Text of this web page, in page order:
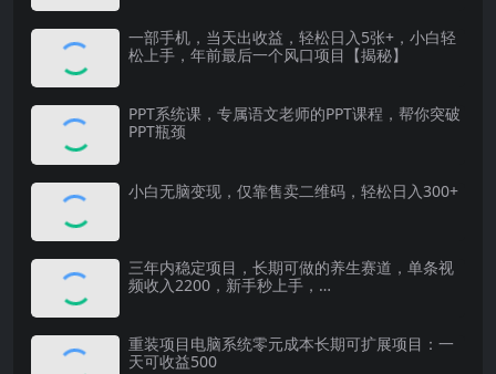
一部手机，当天出收益，轻松日入5张+，小白轻
松上手，年前最后一个风口项目【揭秘】
PPT系统课，专属语文老师的PPT课程，帮你突破
PPT瓶颈
小白无脑变现，仅靠售卖二维码，轻松日入300+
三年内稳定项目，长期可做的养生赛道，单条视
频收入2200，新手秒上手，…
重装项目电脑系统零元成本长期可扩展项目：一
天可收益500